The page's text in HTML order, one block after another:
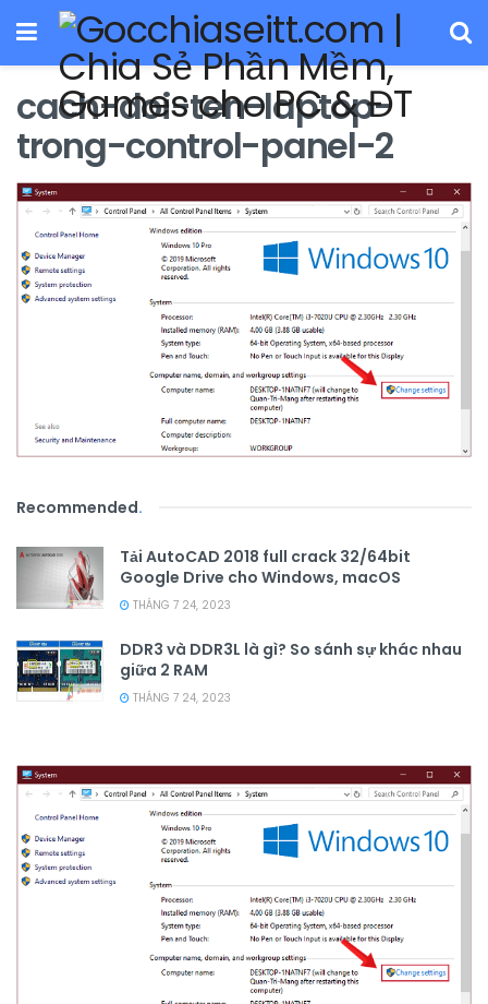
cach-doi-ten-laptop-
trong-control-panel-2
Recommended.
Tải AutoCAD 2018 full crack 32/64bit
Google Drive cho Windows, macOS
THÁNG 7 24, 2023
DDR3 và DDR3L là gì? So sánh sự khác nhau
giữa 2 RAM
THÁNG 7 24, 2023